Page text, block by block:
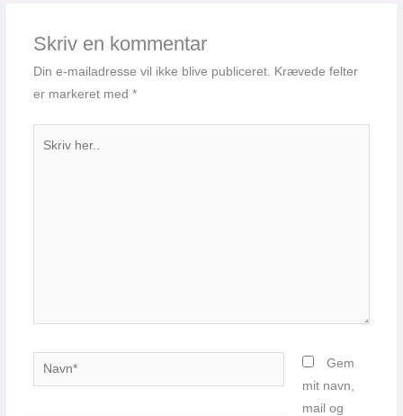
Skriv en kommentar
Din e-mailadresse vil ikke blive publiceret. Krævede felter
er markeret med *
Navn*
Gem
mit navn,
mail og